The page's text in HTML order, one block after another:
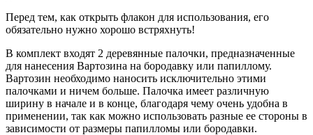
Перед тем, как открыть флакон для использования, его
обязательно нужно хорошо встряхнуть!
В комплект входят 2 деревянные палочки, предназначенные
для нанесения Вартозина на бородавку или папиллому.
Вартозин необходимо наносить исключительно этими
палочками и ничем больше. Палочка имеет различную
ширину в начале и в конце, благодаря чему очень удобна в
применении, так как можно использовать разные ее стороны в
зависимости от размеры папилломы или бородавки.